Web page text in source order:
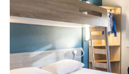
Nathalie BREYSSE, Direction de